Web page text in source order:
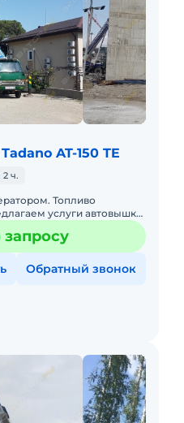
AT-150 TE
ч.
Топливо
услуги автовышки
15м,
Обратный звонок